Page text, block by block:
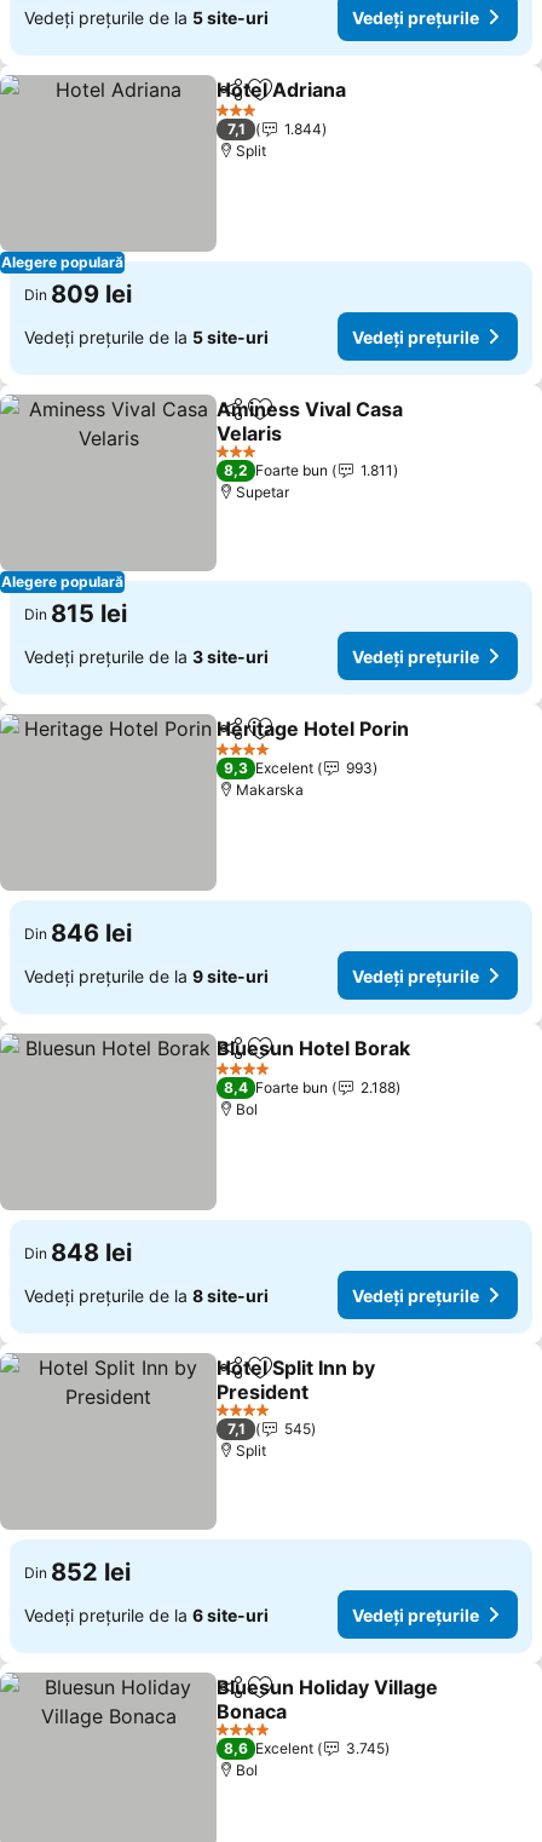
Vedeți prețurile de la 5 site-uri Vedeți prețurile
Alegere populară
DistribuițiAdăugaţi la favorite
Hotel Adriana
3 Stele
7,1
1.844
Split
Din 809 lei
Vedeți prețurile de la 5 site-uri Vedeți prețurile
Alegere populară
DistribuițiAdăugaţi la favorite
Aminess Vival Casa
Velaris
Vedeți prețurile
3 Stele
8,2 Foarte bun
1.811
Supetar
Din 815 lei
Vedeți prețurile de la 3 site-uri Vedeți prețurile
DistribuițiAdăugaţi la favorite
Heritage Hotel Porin
4 Stele
9,3 Excelent
993
Makarska
Din 846 lei
Vedeți prețurile de la 9 site-uri Vedeți prețurile
DistribuițiAdăugaţi la favorite
Bluesun Hotel Borak
4 Stele
8,4 Foarte bun
2.188
Bol
Din 848 lei
Vedeți prețurile de la 8 site-uri Vedeți prețurile
DistribuițiAdăugaţi la favorite
Hotel Split Inn by
President
Vedeți prețurile
4 Stele
7,1
545
Split
Din 852 lei
Vedeți prețurile de la 6 site-uri Vedeți prețurile
DistribuițiAdăugaţi la favorite
Bluesun Holiday Village
Bonaca
Vedeți prețurile
4 Stele
8,6 Excelent
3.745
Bol